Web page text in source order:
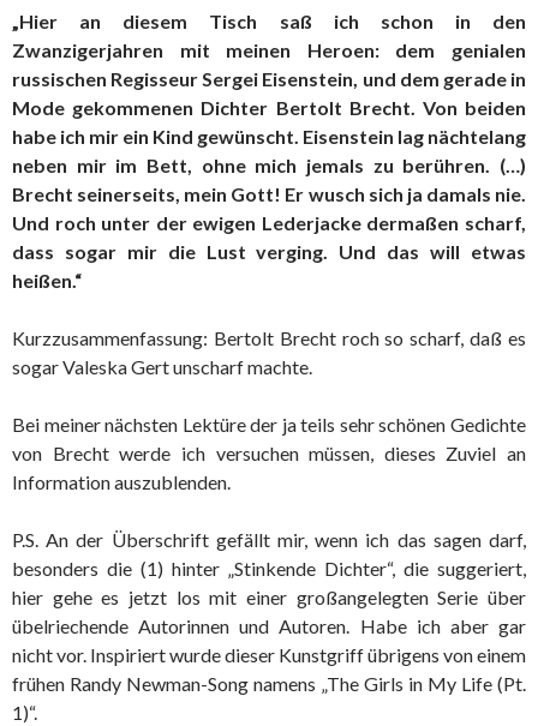
„Hier an diesem Tisch saß ich schon in den
Zwanzigerjahren mit meinen Heroen: dem genialen
russischen Regisseur Sergei Eisenstein, und dem gerade in
Mode gekommenen Dichter Bertolt Brecht. Von beiden
habe ich mir ein Kind gewünscht. Eisenstein lag nächtelang
neben mir im Bett, ohne mich jemals zu berühren. (…)
Brecht seinerseits, mein Gott! Er wusch sich ja damals nie.
Und roch unter der ewigen Lederjacke dermaßen scharf,
dass sogar mir die Lust verging. Und das will etwas
heißen.“
Kurzzusammenfassung: Bertolt Brecht roch so scharf, daß es
sogar Valeska Gert unscharf machte.
Bei meiner nächsten Lektüre der ja teils sehr schönen Gedichte
von Brecht werde ich versuchen müssen, dieses Zuviel an
Information auszublenden.
P.S. An der Überschrift gefällt mir, wenn ich das sagen darf,
besonders die (1) hinter „Stinkende Dichter“, die suggeriert,
hier gehe es jetzt los mit einer großangelegten Serie über
übelriechende Autorinnen und Autoren. Habe ich aber gar
nicht vor. Inspiriert wurde dieser Kunstgriff übrigens von einem
frühen Randy Newman-Song namens „The Girls in My Life (Pt.
1)“.